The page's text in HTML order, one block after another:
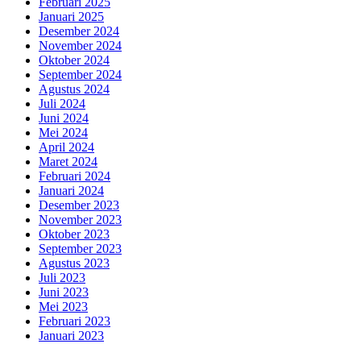
Januari 2025
Desember 2024
November 2024
Oktober 2024
September 2024
Agustus 2024
Juli 2024
Juni 2024
Mei 2024
April 2024
Maret 2024
Februari 2024
Januari 2024
Desember 2023
November 2023
Oktober 2023
September 2023
Agustus 2023
Juli 2023
Juni 2023
Mei 2023
Februari 2023
Januari 2023